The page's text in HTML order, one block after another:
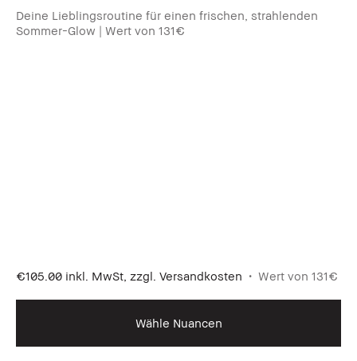
Deine Lieblingsroutine für einen frischen, strahlenden
Sommer-Glow | Wert von 131€
€105.00 inkl. MwSt, zzgl. Versandkosten Wert von 131€
Wähle Nuancen